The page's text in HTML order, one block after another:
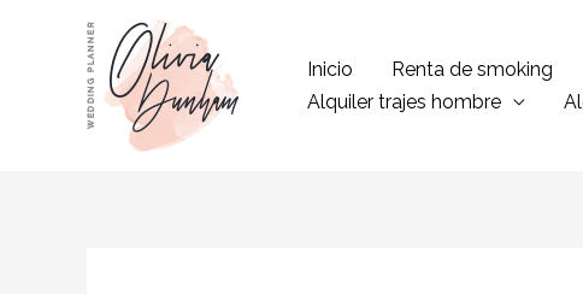
contenido
Inicio Renta de smoking
Alquiler trajes hombre